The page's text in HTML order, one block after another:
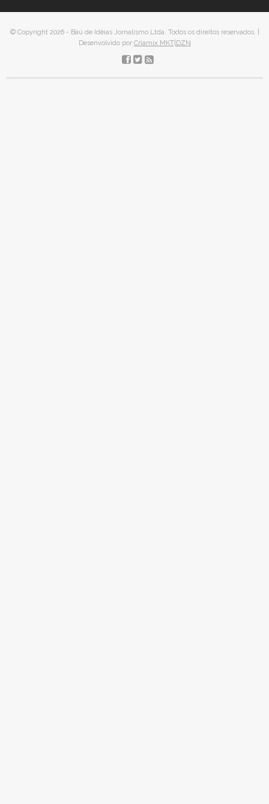
© Copyright 2026 - Baú de Idéias Jornalismo Ltda. Todos os direitos reservados. |
Desenvolvido por Criamix MKT|DZN